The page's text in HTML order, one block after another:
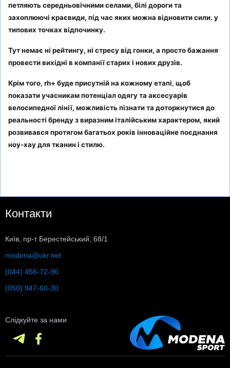
петляють середньовічними селами, білі дороги та
захоплюючі краєвиди, під час яких можна відновити сили. у
типових точках відпочинку.
Тут немає ні рейтингу, ні стресу від гонки, а просто бажання
провести вихідні в компанії старих і нових друзів.
Крім того, rh+ буде присутній на кожному етапі, щоб
показати учасникам потенціал одягу та аксесуарів
велосипедної лінії, можливість пізнати та доторкнутися до
реальності бренду з виразним італійським характером, який
розвивався протягом багатьох років інноваційне поєднання
ноу-хау для тканин і стилю.
Контакти
Київ, пр-т Берестейський, 68/1
modena@ukr.net
(044) 456-72-96
(050) 947-60-30
Слідкуйте за нами